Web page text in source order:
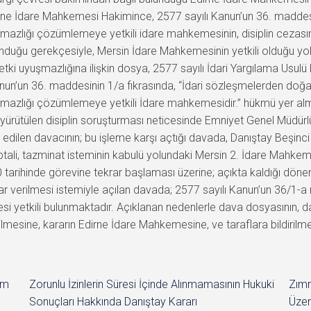
İdare Mahkemesi Hakimince, 2577 sayılı Kanun’un 36.
çözümlemeye yetkili idare mahkemesinin, disiplin
gerekçesiyle, Mersin İdare Mahkemesinin yetkili olduğu
uyuşmazlığına ilişkin dosya, 2577 sayılı İdari Yargılama
36. maddesinin 1/a fıkrasında, “İdari sözleşmelerden
çözümlemeye yetkili İdare mahkemesidir.” hükmü yer
disiplin soruşturması neticesinde Emniyet Genel
davacının; bu işleme karşı açtığı davada, Danıştay
tazminat isteminin kabulü yolundaki Mersin 2. İdare
görevine tekrar başlaması üzerine; açıkta kaldığı
istemiyle açılan davada; 2577 sayılı Kanun’un 36/1-
yetkili bulunmaktadır. Açıklanan nedenlerle dava
kararın Edirne İdare Mahkemesine, ve taraflara
Zorunlu İzinlerin Süresi İçinde Alınmamasının Hukuki
Sonuçları Hakkında Danıştay Kararı